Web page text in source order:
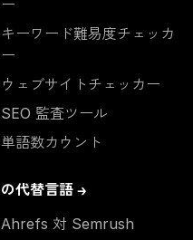
ー
キーワード難易度チェッカ
ー
ウェブサイトチェッカー
SEO 監査ツール
単語数カウント
の代替言語 →
Ahrefs 対 Semrush